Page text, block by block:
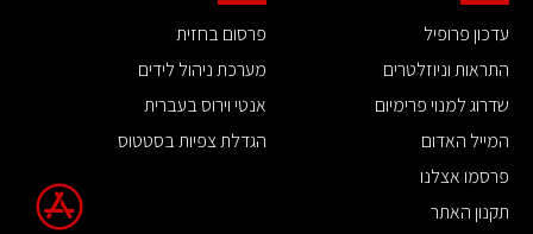
עדכון פרופיל
התראות וניוזלטרים
שדרוג למנוי פרימיום
המייל האדום
פרסמו אצלנו
תקנון האתר
פרסום בחזית
מערכת ניהול לידים
אנטי וירוס בעברית
הגדלת צפיות בסטטוס